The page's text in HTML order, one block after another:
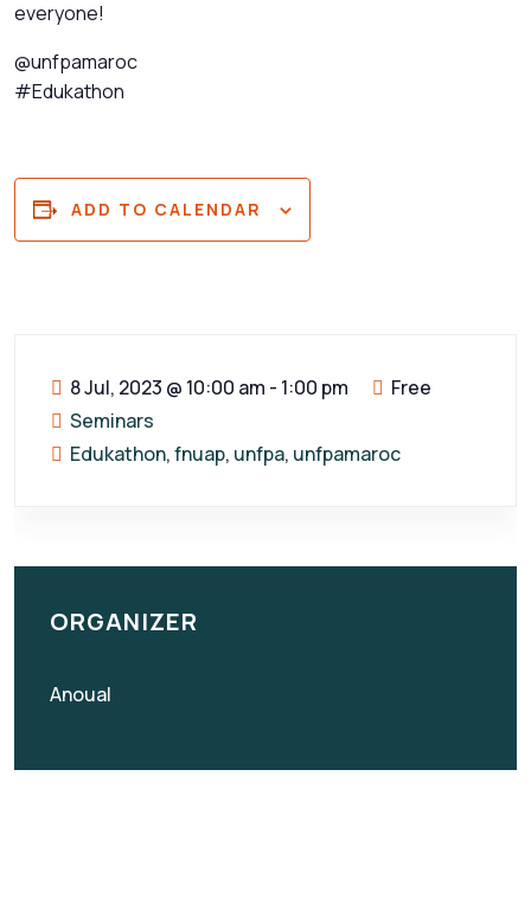
everyone!
@unfpamaroc
#Edukathon
ADD TO CALENDAR
8 Jul, 2023 @ 10:00 am - 1:00 pm
Free
Seminars
Edukathon,fnuap, unfpa, unfpamaroc
ORGANIZER
Anoual